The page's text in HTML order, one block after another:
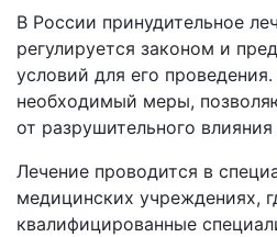
В России принудительное
регулируется законом и
условий для его
необходимый меры,
от разрушительного влияния
Лечение проводится в
медицинских учреждениях,
квалифицированные